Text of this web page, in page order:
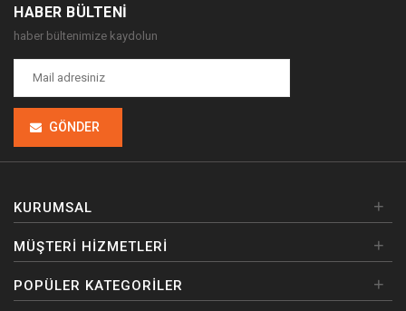
HABER BÜLTENI
haber bültenimize kaydolun
GÖNDER
KURUMSAL +
MÜŞTERI HIZMETLERI +
POPÜLER KATEGORILER +